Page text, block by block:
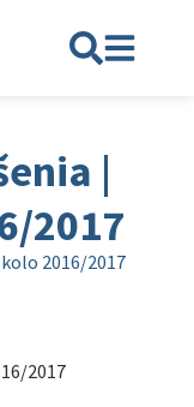
|
2017
2016/2017
2017